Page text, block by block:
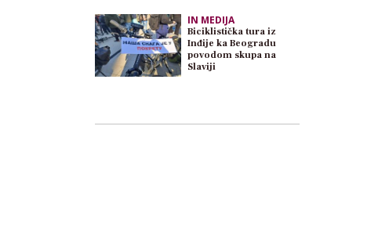
IN MEDIJA
Biciklistička tura iz
Inđije ka Beogradu
povodom skupa na
Slaviji